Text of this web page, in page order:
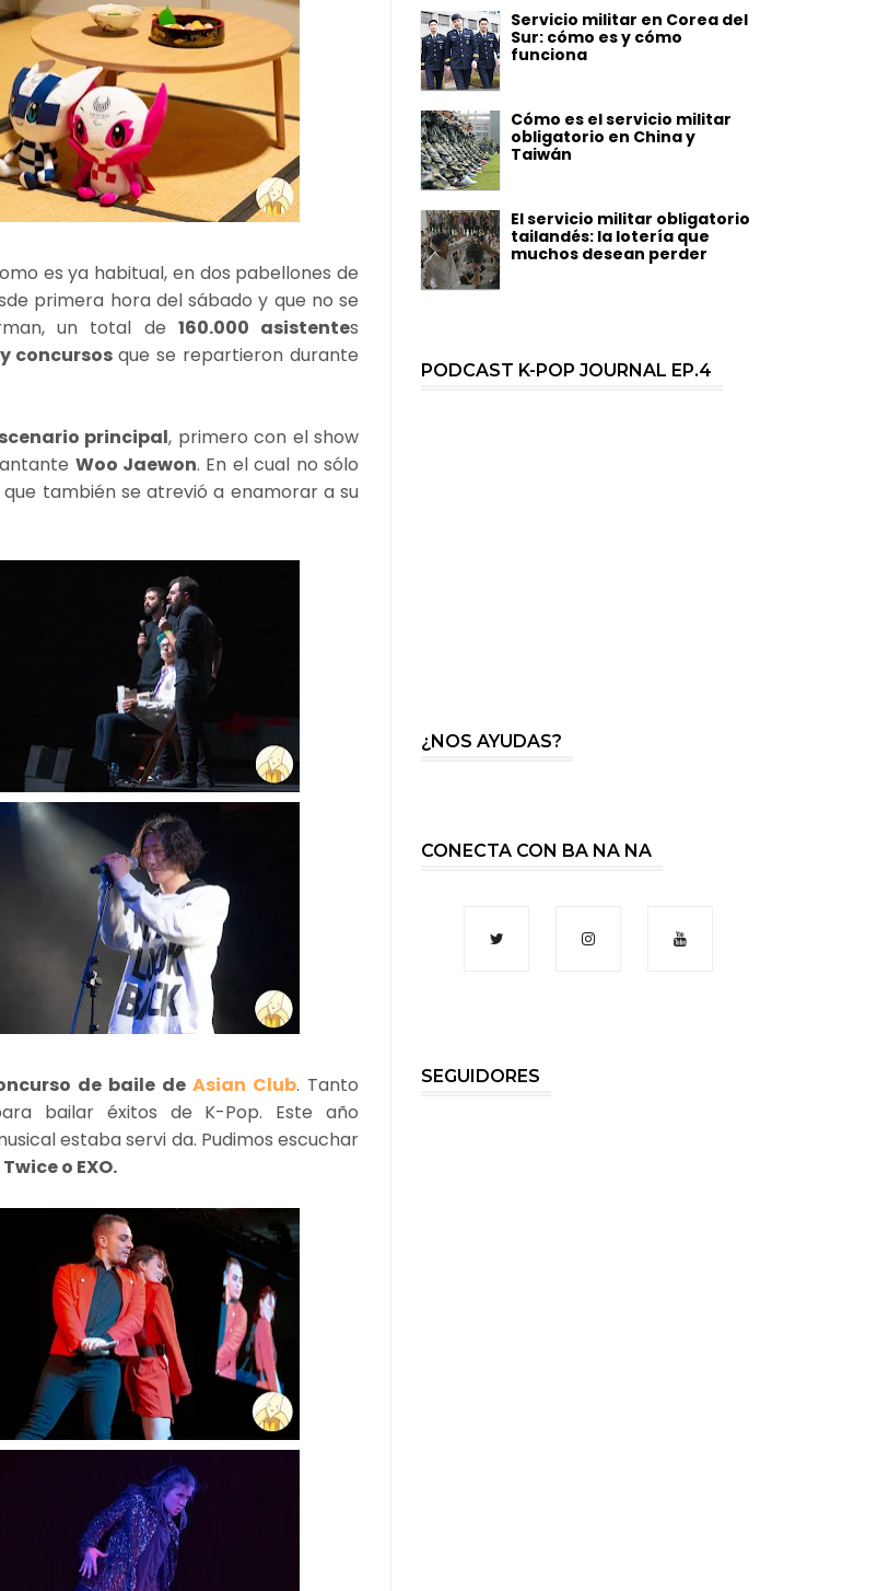
es ya habitual, en dos pabellones de
primera hora del sábado y que no se
un total de 160.000 asistentes
concursosque se repartieron durante
principal, primero con el show
Woo Jaewon. En el cual no sólo
que también se atrevió a enamorar a su
de baile de Asian Club. Tanto
bailar éxitos de K-Pop. Este año
estaba servi da. Pudimos escuchar
o EXO.
Servicio militar en Corea del
Sur: cómo es y cómo
funciona
Cómo es el servicio militar
obligatorio en China y
Taiwán
El servicio militar obligatorio
tailandés: la lotería que
muchos desean perder
PODCAST K-POP JOURNAL EP.4
¿NOS AYUDAS?
CONECTA CON BA NA NA
SEGUIDORES